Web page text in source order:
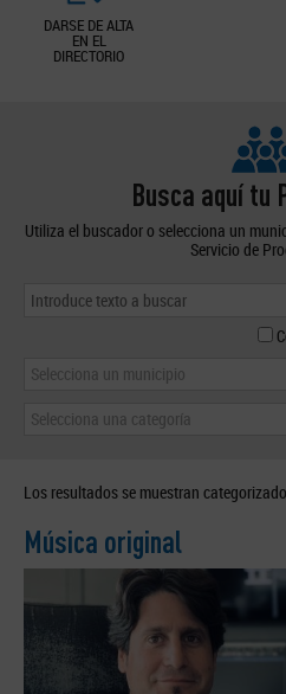
DARSE DE ALTA
EN EL
DIRECTORIO
Busca aquí tu
Utiliza el buscador o selecciona un
Servicio de
Selecciona un municipio
Selecciona una categoría
Los resultados se muestran
Música original